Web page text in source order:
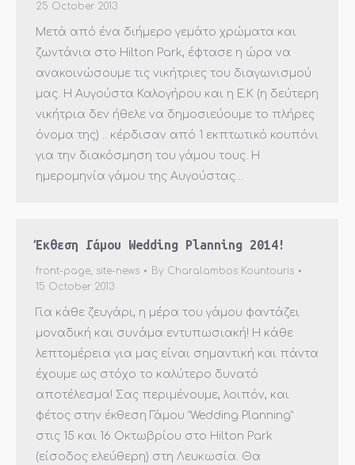
25 October 2013
Μετά από ένα διήμερο γεμάτο χρώματα και
ζωντάνια στο Hilton Park, έφτασε η ώρα να
ανακοινώσουμε τις νικήτριες του διαγωνισμού
μας. Η Αυγούστα Καλογήρου και η Ε.Κ (η δεύτερη
νικήτρια δεν ήθελε να δημοσιεύουμε το πλήρες
όνομα της) .. κέρδισαν από 1 εκπτωτικό κουπόνι
για την διακόσμηση του γάμου τους. Η
ημερομηνία γάμου της Αυγούστας…
Έκθεση Γάμου Wedding Planning 2014!
front-page, site-news By Charalambos Kountouris
15 October 2013
Για κάθε ζευγάρι, η μέρα του γάμου φαντάζει
μοναδική και συνάμα εντυπωσιακή! Η κάθε
λεπτομέρεια για μας είναι σημαντική και πάντα
έχουμε ως στόχο το καλύτερο δυνατό
αποτέλεσμα! Σας περιμένουμε, λοιπόν, και
φέτος στην έκθεση Γάμου “Wedding Planning”
στις 15 και 16 Οκτωβρίου στο Hilton Park
(είσοδος ελεύθερη) στη Λευκωσία. Θα